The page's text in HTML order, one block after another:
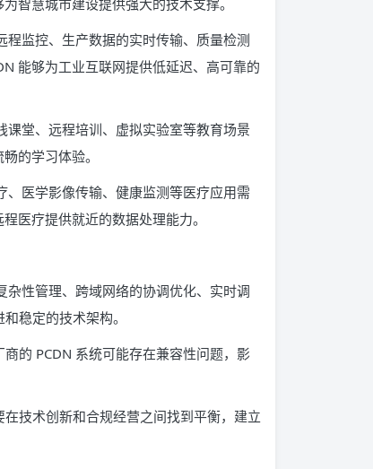
智慧城市建设提供强大的技术支撑。
程监控、生产数据的实时传输、质量检测
能够为工业互联网提供低延迟、高可靠的
堂、远程培训、虚拟实验室等教育场景
的学习体验。
医学影像传输、健康监测等医疗应用需
医疗提供就近的数据处理能力。
性管理、跨域网络的协调优化、实时调
稳定的技术架构。
的 PCDN 系统可能存在兼容性问题，影
技术创新和合规经营之间找到平衡，建立